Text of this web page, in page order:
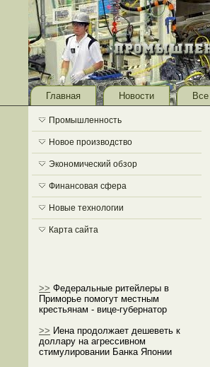
Главная Новости
Промышленность
Новое производство
Экономический обзор
Финансовая сфера
Новые технологии
Карта сайта
>> Федеральные ритейлеры в
Приморье помогут местным
крестьянам - вице-губернатор
>> Иена продолжает дешеветь к
доллару на агрессивном
стимулировании Банка Японии